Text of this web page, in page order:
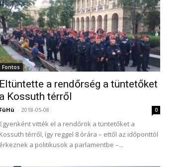
Fontos
Eltüntette a rendőrség a tüntetőket
a Kossuth térről
FüHü - 2018-05-08 0
Egyenként vitték el a rendőrök a tüntetőket a
Kossuth térről, így reggel 8 órára – ettől az időponttól
érkeznek a politikusok a parlamentbe –...